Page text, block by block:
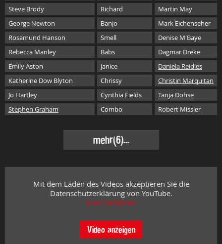
Steve Brody
Richard
Martin May
George Newton
Banjo
Mark Eichenseher
Rosamund Hanson
Smell
Denise M'Baye
Rebecca Manley
Babs
Dagmar Dreke
Emily Aston
Janice
Daniela Reidies
Katherine Dow Blyton
Chrissy
Christin Marquitan
Jo Hartley
Cynthia Fields
Tanja Dohse
Stephen Graham
Combo Robert Missler
mehr(6)...
Mit dem Laden des Videos akzeptieren Sie die
Datenschutzerklärung von YouTube.
Mehr erfahren
Video anzeigen